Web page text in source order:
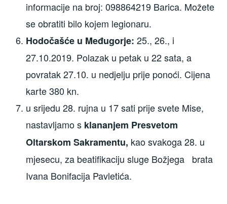
informacije na broj: 098864219 Barica. Možete
se obratiti bilo kojem legionaru.
Hodočašće u Međugorje:25., 26., i
27.10.2019. Polazak u petak u 22 sata, a
povratak 27.10. u nedjelju prije ponoći. Cijena
karte 380 kn.
u srijedu 28. rujna u 17 sati prije svete Mise,
nastavljamo s klananjem Presvetom
Oltarskom Sakramentu, kao svakoga 28. u
mjesecu, za beatifikaciju sluge Božjega brata
Ivana Bonifacija Pavletića.